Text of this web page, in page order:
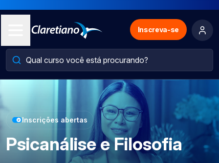
Inscreva-se
Inscrições abertas
Psicanálise e Filosofia